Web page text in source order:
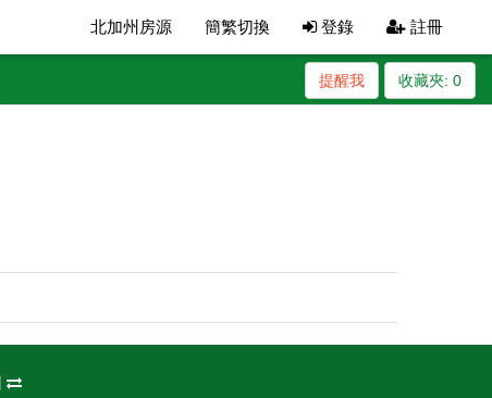
北加州房源 簡繁切換 登錄 註冊
收藏夾: 0
提醒我